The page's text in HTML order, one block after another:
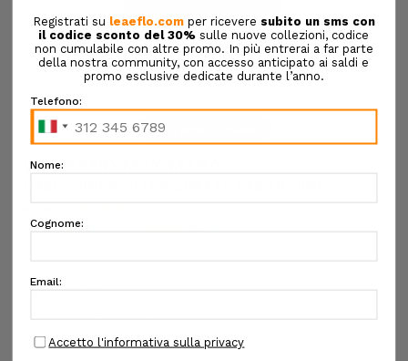
Tap or pinch to expand
WEEKEND MAX MARA
DESIGNER SKU:
COLORE:ORO